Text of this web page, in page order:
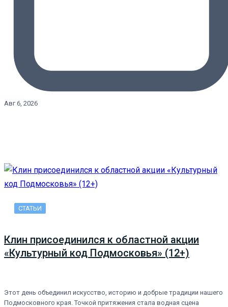
Авг 6, 2026
СТАТЬИ
Клин присоединился к областной акции
«Культурный код Подмосковья» (12+)
Этот день объединил искусство, историю и добрые традиции нашего
Подмосковного края. Точкой притяжения стала водная сцена